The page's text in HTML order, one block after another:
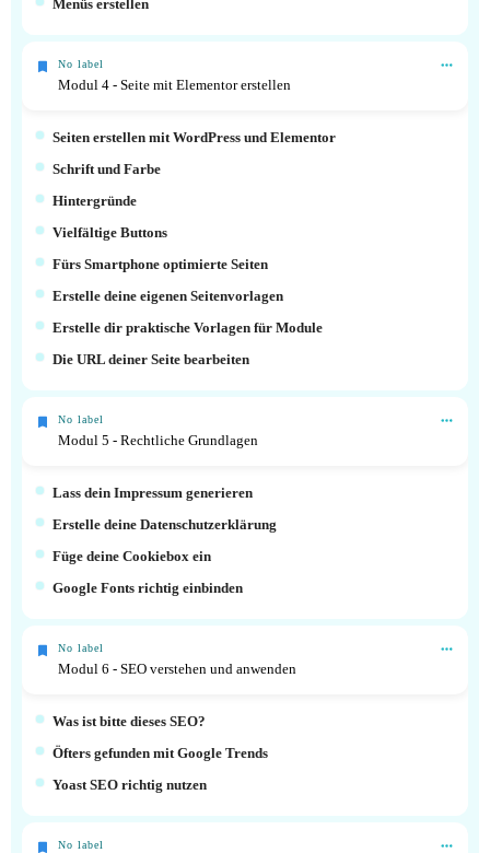
Menüs erstellen
No label
Modul 4 - Seite mit Elementor erstellen
Seiten erstellen mit WordPress und Elementor
Schrift und Farbe
Hintergründe
Vielfältige Buttons
Fürs Smartphone optimierte Seiten
Erstelle deine eigenen Seitenvorlagen
Erstelle dir praktische Vorlagen für Module
Die URL deiner Seite bearbeiten
No label
Modul 5 - Rechtliche Grundlagen
Lass dein Impressum generieren
Erstelle deine Datenschutzerklärung
Füge deine Cookiebox ein
Google Fonts richtig einbinden
No label
Modul 6 - SEO verstehen und anwenden
Was ist bitte dieses SEO?
Öfters gefunden mit Google Trends
Yoast SEO richtig nutzen
No label